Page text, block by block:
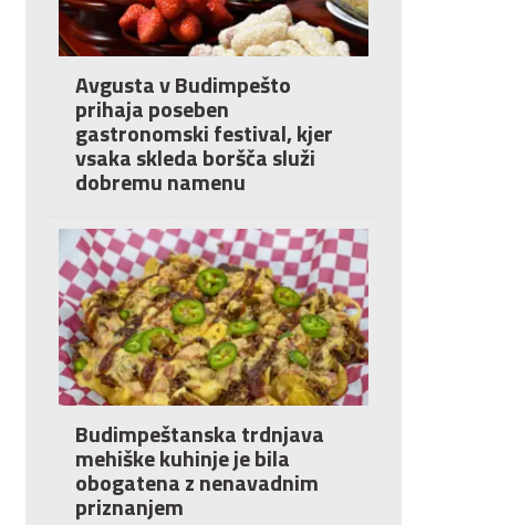
Avgusta v Budimpešto
prihaja poseben
gastronomski festival, kjer
vsaka skleda boršča služi
dobremu namenu
Budimpeštanska trdnjava
mehiške kuhinje je bila
obogatena z nenavadnim
priznanjem